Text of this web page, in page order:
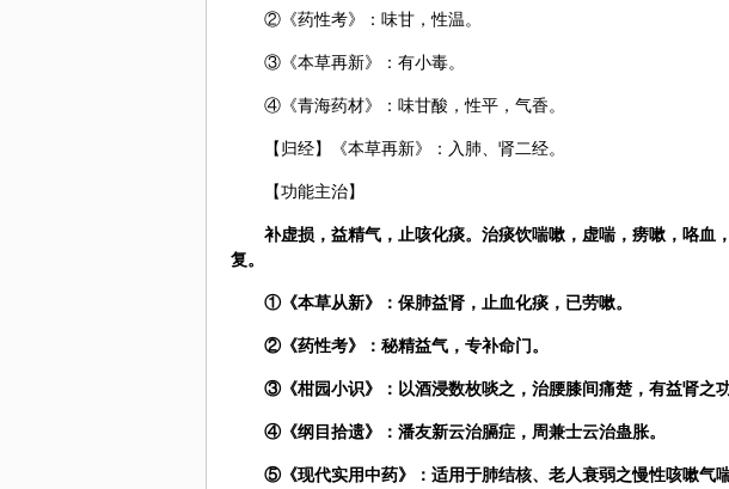
②《药性考》：味甘，性温。
③《本草再新》：有小毒。
④《青海药材》：味甘酸，性平，气香。
【归经】《本草再新》：入肺、肾二经。
【功能主治】
补虚损，益精气，止咳化痰。治痰饮喘嗽，虚喘，痨嗽，咯血
复。
①《本草从新》：保肺益肾，止血化痰，已劳嗽。
②《药性考》：秘精益气，专补命门。
③《柑园小识》：以酒浸数枚啖之，治腰膝间痛楚，有益肾之功
④《纲目拾遗》：潘友新云治膈症，周兼士云治蛊胀。
⑤《现代实用中药》：适用于肺结核、老人衰弱之慢性咳嗽气